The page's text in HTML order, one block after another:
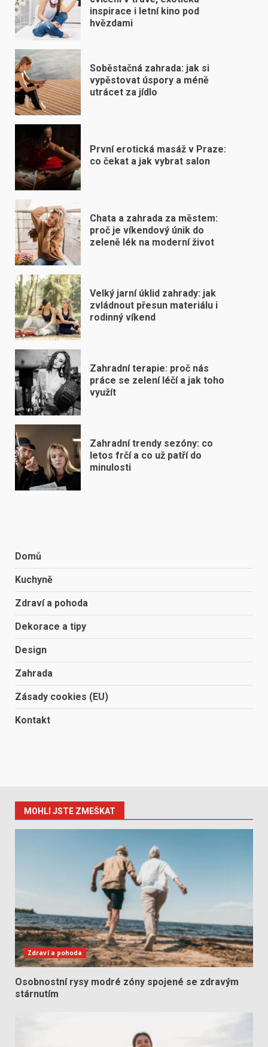
inspirace i letní kino pod
hvězdami
Soběstačná zahrada: jak si
vypěstovat úspory a méně
utrácet za jídlo
První erotická masáž v Praze:
co čekat a jak vybrat salon
Chata a zahrada za městem:
proč je víkendový únik do
zeleně lék na moderní život
Velký jarní úklid zahrady: jak
zvládnout přesun materiálu i
rodinný víkend
Zahradní terapie: proč nás
práce se zelení léčí a jak toho
využít
Zahradní trendy sezóny: co
letos frčí a co už patří do
minulosti
Domů
Kuchyně
Zdraví a pohoda
Dekorace a tipy
Design
Zahrada
Zásady cookies (EU)
Kontakt
MOHLI JSTE ZMEŠKAT
Zdraví a pohoda
Osobnostní rysy modré zóny spojené se zdravým
stárnutím